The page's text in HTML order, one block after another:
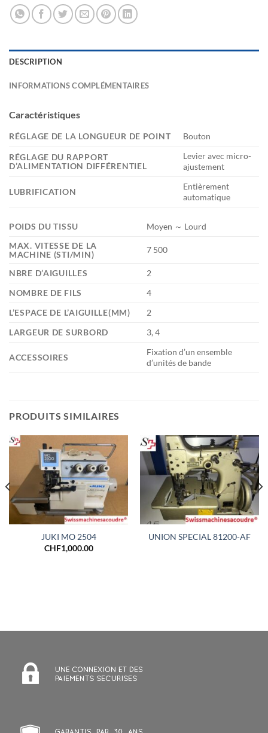
DESCRIPTION
INFORMATIONS COMPLÉMENTAIRES
Caractéristiques
RÉGLAGE DE LA LONGUEUR DE POINT Bouton
RÉGLAGE DU RAPPORT
D’ALIMENTATION DIFFÉRENTIEL
Levier avec micro-
ajustement
LUBRIFICATION
Entièrement
automatique
POIDS DU TISSU
Moyen ～ Lourd
MAX. VITESSE DE LA
MACHINE (STI/MIN)
7 500
NBRE D’AIGUILLES
2
NOMBRE DE FILS
4
L’ESPACE DE L’AIGUILLE(MM)
2
LARGEUR DE SURBORD
3, 4
ACCESSOIRES
Fixation d’un ensemble
d’unités de bande
PRODUITS SIMILAIRES
JUKI MO 2504
CHF1,000.00
UNION SPECIAL 81200-AF